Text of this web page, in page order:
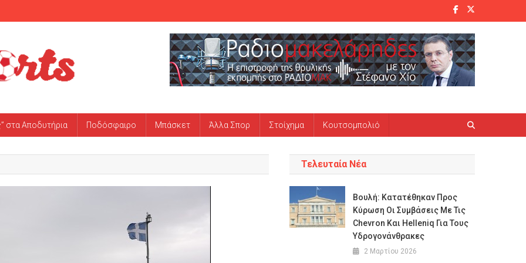
στα Αποδυτήρια Ποδόσφαιρο Μπάσκετ Άλλα Σπορ Στοίχημα Κουτσομπολιό
Τελευταία Νέα
Βουλή: Κατατέθηκαν Προς
Κύρωση Οι Συμβάσεις Με Τις
Chevron Και Helleniq Για Τους
Υδρογονάνθρακες
2 Μαρτίου 2026